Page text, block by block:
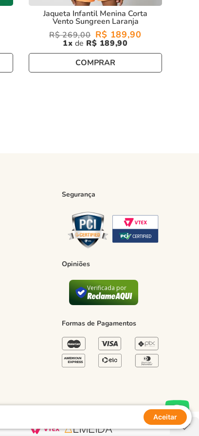
Aceitar
Jaqueta Infantil Menina Corta
Vento Sungreen Laranja
R$ 269,00 R$ 189,90
1 R$ 189,90
COMPRAR
Segurança
Opiniões
Verificada por
Formas de Pagamentos